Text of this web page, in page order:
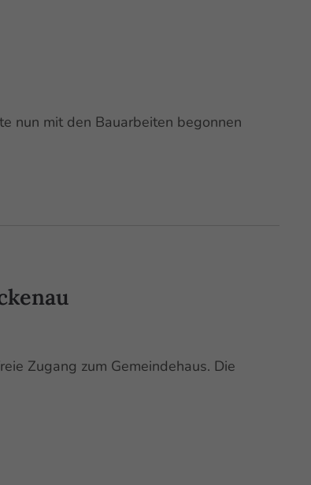
nun mit den Bauarbeiten begonnen
Zugang zum Gemeindehaus. Die